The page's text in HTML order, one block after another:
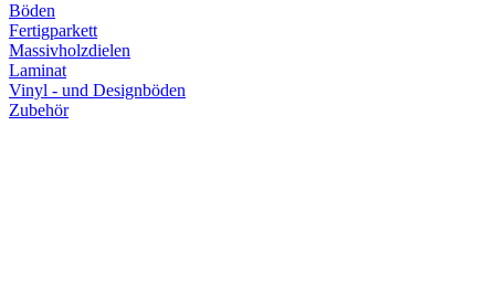
Böden
Fertigparkett
Massivholzdielen
Laminat
Vinyl - und Designböden
Zubehör